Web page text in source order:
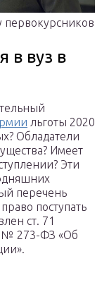
в вуз в
льготы 2020
Обладатели
Имеет
Эти
перечень
поступать
ст. 71
№ 273-ФЗ «Об